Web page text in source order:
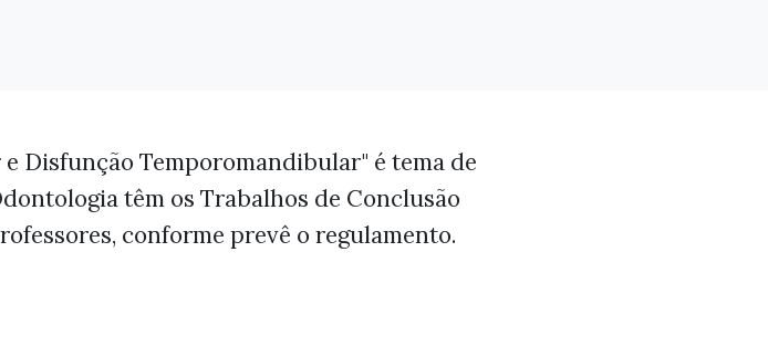
Disfunção Temporomandibular" é tema de
têm os Trabalhos de Conclusão
conforme prevê o regulamento.